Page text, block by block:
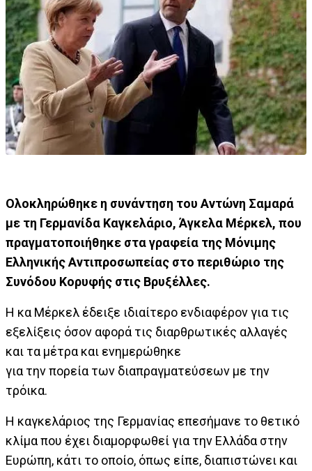
Ολοκληρώθηκε η συνάντηση του Αντώνη Σαμαρά
με τη Γερμανίδα Καγκελάριο, Άγκελα Μέρκελ, που
πραγματοποιήθηκε στα γραφεία της Μόνιμης
Ελληνικής Αντιπροσωπείας στο περιθώριο της
Συνόδου Κορυφής στις Βρυξέλλες.
Η κα Μέρκελ έδειξε ιδιαίτερο ενδιαφέρον για τις
εξελίξεις όσον αφορά τις διαρθρωτικές αλλαγές
και τα μέτρα και ενημερώθηκε
για την πορεία των διαπραγματεύσεων με την
τρόικα.
Η καγκελάριος της Γερμανίας επεσήμανε το θετικό
κλίμα που έχει διαμορφωθεί για την Ελλάδα στην
Ευρώπη, κάτι το οποίο, όπως είπε, διαπιστώνει και